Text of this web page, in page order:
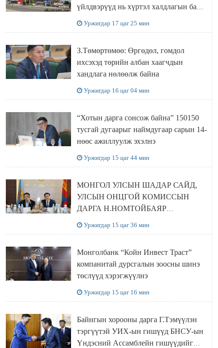
үйлдвэрүүд нь хүртэл халдлагын бай
болов
Уржигдар 17 цаг 25 мин
З.Төмөртөмөө: Өргөдөл, гомдол
ихсэхэд төрийн албан хаагчдын
хандлага нөлөөлж байна
Уржигдар 16 цаг 04 мин
“Хотын дарга сонсож байна” 150150
тусгай дугаарыг наймдугаар сарын 14-
нөөс ажиллуулж эхэлнэ
Уржигдар 15 цаг 44 мин
МОНГОЛ УЛСЫН ШАДАР САЙД,
УЛСЫН ОНЦГОЙ КОМИССЫН
ДАРГА Н.НОМТОЙБАЯР
ӨМНӨГОВЬ АЙМАГТ
АЖИЛЛАЛАА
Уржигдар 15 цаг 36 мин
Монголбанк “Койн Инвест Траст”
компанитай дурсгалын зоосны шинэ
төслүүд хэрэгжүүлнэ
Уржигдар 15 цаг 16 мин
Байнгын хорооны дарга Г.Тэмүүлэн
тэргүүтэй УИХ-ын гишүүд БНСУ-ын
Үндэсний Ассамблейн гишүүдийг